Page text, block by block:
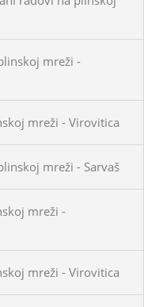
mreži -
mreži - Virovitica
mreži - Sarvaš
mreži -
mreži - Virovitica